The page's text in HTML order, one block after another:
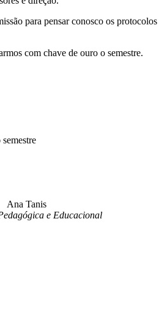
para pensar conosco os
com chave de ouro o semestre.
Ana Tanis
e Educacional